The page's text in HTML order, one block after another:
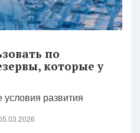
по
которые у
развития